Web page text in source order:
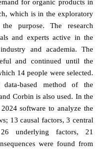
for organic products in
which is in the exploratory
purpose. The research
and experts active in the
and academia. The
and continued until the
14 people were selected.
based method of the
Corbin is also used. In the
software to analyze the
13 causal factors, 3 central
underlying factors, 21
were found from